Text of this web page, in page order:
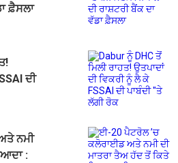
ਫ਼ੈਸਲਾ
ਦੀ
ਨਮੀ
: